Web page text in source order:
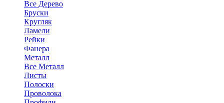
Все Дерево
Бруски
Кругляк
Ламели
Рейки
Фанера
Металл
Все Металл
Листы
Полоски
Проволока